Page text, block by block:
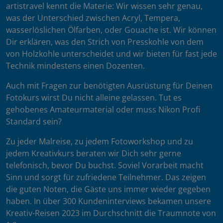
artistravel kennt die Materie: Wir wissen sehr genau,
was der Unterschied zwischen Acryl, Tempera,
wasserlöslichen Ölfarben, oder Gouache ist. Wir können
Dir erklären, was den Strich von Presskohle von dem
von Holzkohle unterscheidet und wir bieten für fast jede
Technik mindestens einen Dozenten.
Auch mit Fragen zur benötigten Ausrüstung für Deinen
Fotokurs wirst Du nicht alleine gelassen. Tut es
gehobenes Amateurmaterial oder muss Nikon Profi
Standard sein?
Zu jeder Malreise, zu jedem Fotoworkshop und zu
jedem Kreativkurs beraten wir Dich sehr gerne
telefonisch, bevor Du buchst. Soviel Vorarbeit macht
Sinn und sorgt für zufriedene Teilnehmer. Das zeigen
die guten Noten, die Gäste uns immer wieder gegeben
haben. In über 300 Kundeninterviews bekamen unsere
Kreativ-Reisen 2023 im Durchschnitt die Traumnote von